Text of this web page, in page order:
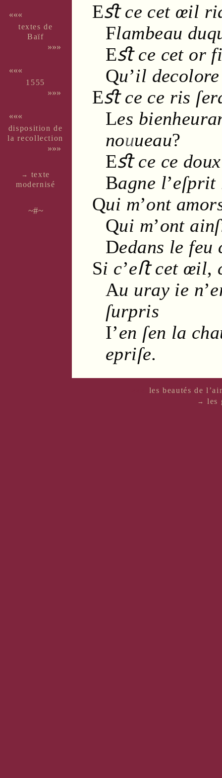
«««
textes de
Baïf
»»»
«««
1555
»»»
«««
dispo­si­tion de
la recol­lec­tion
»»»
→ texte
moder­nisé
~#~
Eﬆ ce cet œil
Flambeau
Eﬆ ce cet or
Qu’il
Eﬆ ce ce ris
Les
nouueau?
Eﬆ ce ce doux
Bagne l’eſprit
Qui m’ont
Qui m’ont
Dedans le feu
Si c’eﬅ cet œil,
Au uray ie n’
ſurpris
I’en ſen la
epriſe.
les beautés de
→ les